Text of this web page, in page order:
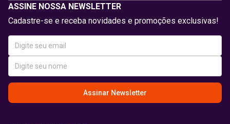
ASSINE NOSSA NEWSLETTER
Cadastre-se e receba novidades e promoções exclusivas!
Assinar Newsletter